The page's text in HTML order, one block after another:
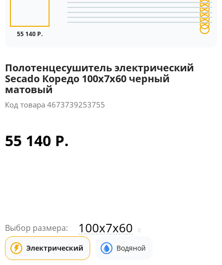
55 140 Р.
Полотенцесушитель электрический
Secado Коредо 100x7x60 черный
матовый
Код товара 4673739253755
55 140 Р.
Выбор размера: 100x7x60
Электрический Водяной